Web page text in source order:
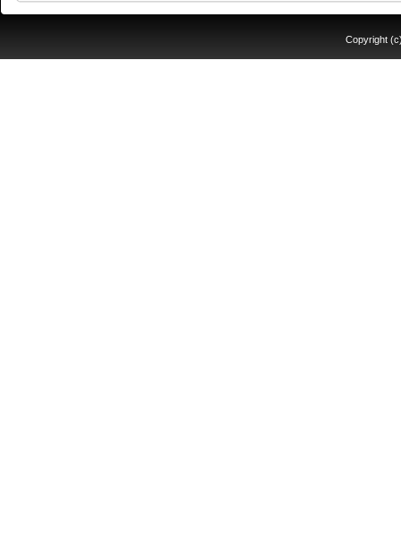
Copyright